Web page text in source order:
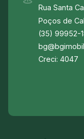
Rua Santa
Poços de
(35) 99952-
Creci: 4047